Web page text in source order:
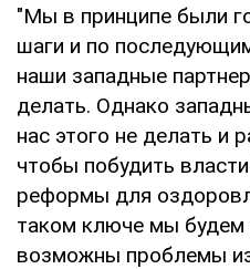
"Мы в принципе были
шаги и по
наши западные
делать. Однако
нас этого не делать и
чтобы побудить
реформы для
таком ключе мы будем
возможны проблемы